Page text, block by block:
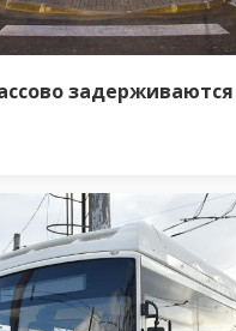
задерживаются